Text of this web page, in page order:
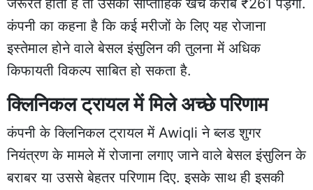
कंपनी का कहना है कि कई मरीजों के लिए यह रोजाना
इस्तेमाल होने वाले बेसल इंसुलिन की तुलना में अधिक
किफायती विकल्प साबित हो सकता है.
क्लिनिकल ट्रायल में मिले अच्छे परिणाम
कंपनी के क्लिनिकल ट्रायल में Awiqli ने ब्लड शुगर
नियंत्रण के मामले में रोजाना लगाए जाने वाले बेसल इंसुलिन के
बराबर या उससे बेहतर परिणाम दिए. इसके साथ ही इसकी